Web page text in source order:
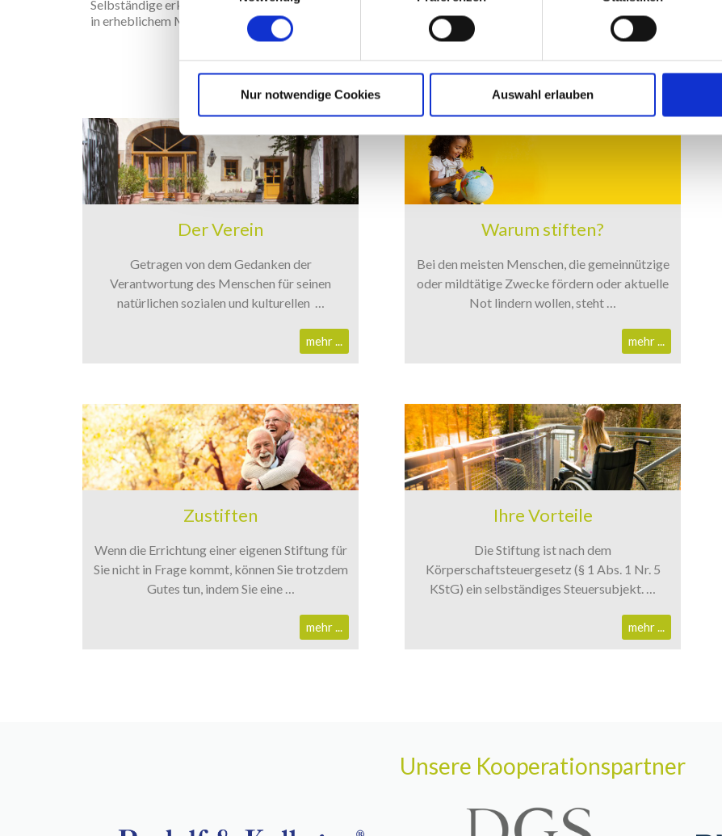
g
u
n
g
a
s
w
a
Nur notwendige Cookies Auswahl erlauben
Selbständige erkannt, dass eine eigene Stiftung die Wertschätzung von Person, Betrieb und Unternehmen
in erheblichem Maße steigert.
Der Verein
Getragen von dem Gedanken der
Verantwortung des Menschen für seinen
natürlichen sozialen und kulturellen …
mehr ...
Warum stiften?
Bei den meisten Menschen, die gemeinnützige
oder mildtätige Zwecke fördern oder aktuelle
Not lindern wollen, steht …
mehr ...
Zustiften
Wenn die Errichtung einer eigenen Stiftung für
Sie nicht in Frage kommt, können Sie trotzdem
Gutes tun, indem Sie eine …
mehr ...
Ihre Vorteile
Die Stiftung ist nach dem
Körperschaftsteuergesetz (§ 1 Abs. 1 Nr. 5
KStG) ein selbständiges Steuersubjekt. …
mehr ...
Unsere Kooperationspartner